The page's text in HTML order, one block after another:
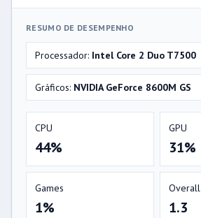
RESUMO DE DESEMPENHO
Processador: Intel Core 2 Duo T7500
Gráficos: NVIDIA GeForce 8600M GS
CPU
44%
GPU
31%
Games
1%
Overall
1.3